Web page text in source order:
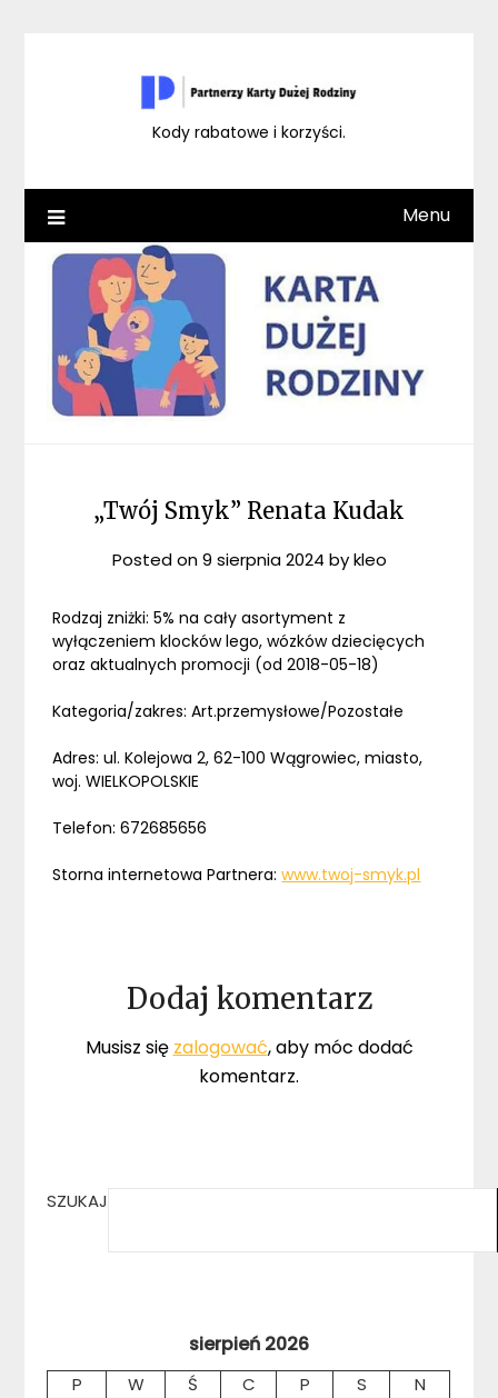
Kody rabatowe i korzyści.
Menu
„Twój Smyk” Renata Kudak
Posted on9 sierpnia 2024 bykleo
Rodzaj zniżki: 5% na cały asortyment z
wyłączeniem klocków lego, wózków dziecięcych
oraz aktualnych promocji (od 2018-05-18)
Kategoria/zakres: Art.przemysłowe/Pozostałe
Adres: ul. Kolejowa 2, 62-100 Wągrowiec, miasto,
woj. WIELKOPOLSKIE
Telefon: 672685656
Storna internetowa Partnera:www.twoj-smyk.pl
Dodaj komentarz
Musisz się zalogować, aby móc dodać
komentarz.
SZUKAJ
sierpień 2026
P W Ś C P S
N